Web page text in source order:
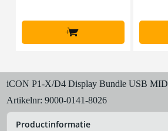
+
iCON P1-X/D4 Display Bundle USB
Artikelnr: 9000-0141-8026
Productinformatie